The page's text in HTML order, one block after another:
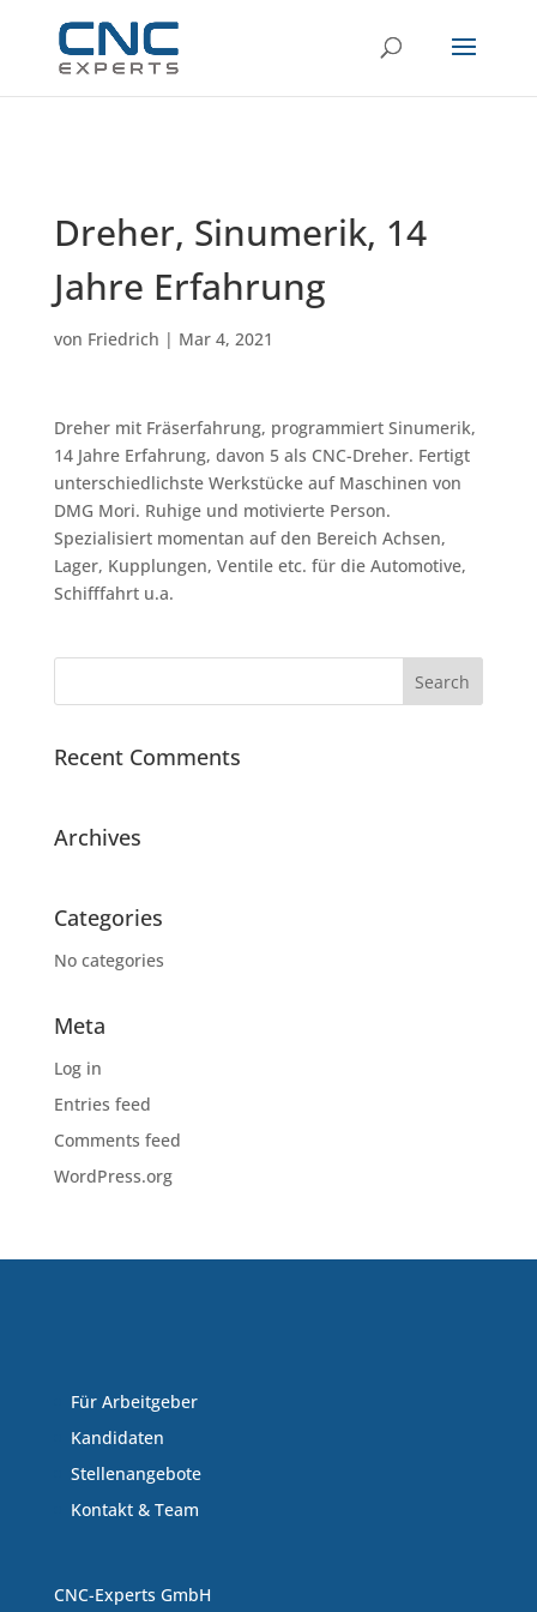
Dreher, Sinumerik, 14
Jahre Erfahrung
von Friedrich | Mar 4, 2021
Dreher mit Fräserfahrung, programmiert Sinumerik,
14 Jahre Erfahrung, davon 5 als CNC-Dreher. Fertigt
unterschiedlichste Werkstücke auf Maschinen von
DMG Mori. Ruhige und motivierte Person.
Spezialisiert momentan auf den Bereich Achsen,
Lager, Kupplungen, Ventile etc. für die Automotive,
Schifffahrt u.a.
Recent Comments
Archives
Categories
No categories
Meta
Log in
Entries feed
Comments feed
WordPress.org
Für Arbeitgeber
Kandidaten
Stellenangebote
Kontakt & Team
CNC-Experts GmbH